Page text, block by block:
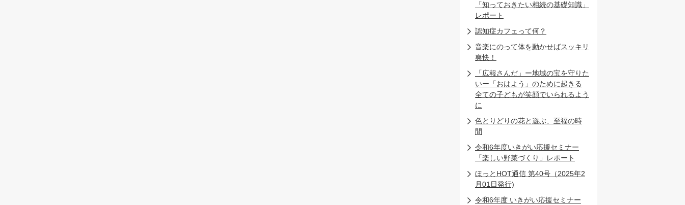
「知っておきたい相続の基礎知識」
レポート
認知症カフェって何？
音楽にのって体を動かせばスッキリ
爽快！
「広報さんだ」ー地域の宝を守りた
いー「おはよう」のために起きる
全ての子どもが笑顔でいられるよう
に
色とりどりの花と遊ぶ、至福の時
間
令和6年度いきがい応援セミナー
「楽しい野菜づくり」レポート
ほっとHOT通信 第40号（2025年2
月01日発行)
令和6年度 いきがい応援セミナー